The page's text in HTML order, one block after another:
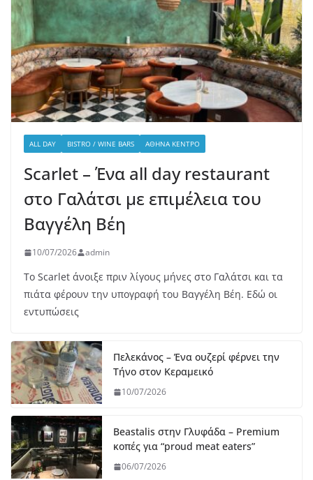
ALL DAY BISTRO / WINE BARS ΑΘΉΝΑ ΚΈΝΤΡΟ
Scarlet – Ένα all day restaurant
στο Γαλάτσι με επιμέλεια του
Βαγγέλη Βέη
10/07/2026 admin
Το Scarlet άνοιξε πριν λίγους μήνες στο Γαλάτσι και τα
πιάτα φέρουν την υπογραφή του Βαγγέλη Βέη. Εδώ οι
εντυπώσεις
Πελεκάνος – Ένα ουζερί φέρνει την
Τήνο στον Κεραμεικό
10/07/2026
Beastalis στην Γλυφάδα – Premium
κοπές για “proud meat eaters”
06/07/2026